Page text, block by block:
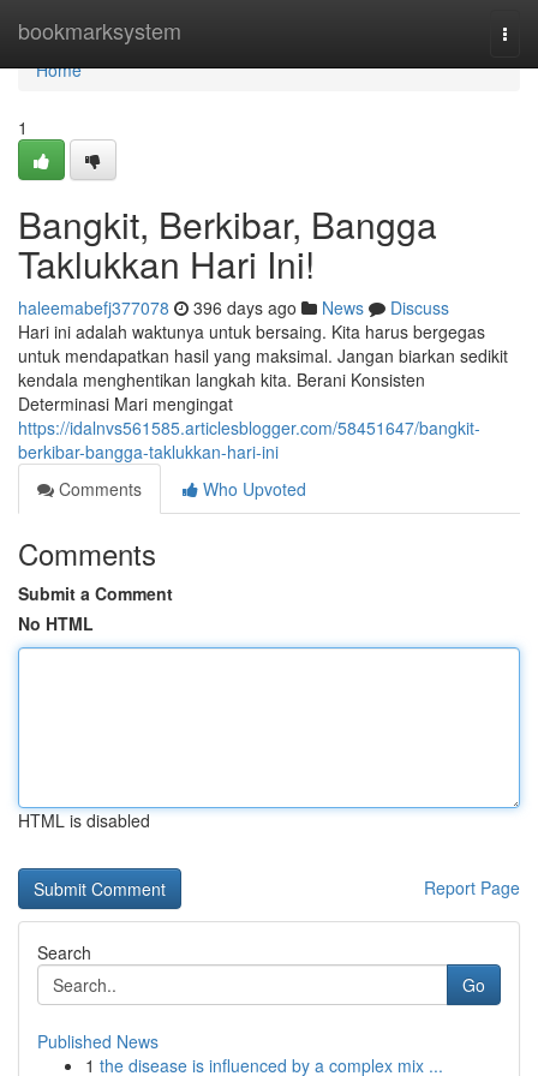
bookmarksystem
Home
Home
1
Bangkit, Berkibar, Bangga
Taklukkan Hari Ini!
haleemabefj377078 396 days ago News
Discuss
Hari ini adalah waktunya untuk bersaing. Kita harus bergegas
untuk mendapatkan hasil yang maksimal. Jangan biarkan sedikit
kendala menghentikan langkah kita. Berani Konsisten
Determinasi Mari mengingat
https://idalnvs561585.articlesblogger.com/58451647/bangkit-
berkibar-bangga-taklukkan-hari-ini
Comments
Who Upvoted
Comments
Submit a Comment
No HTML
HTML is disabled
Report Page
Search
Go
Published News
1 the disease is influenced by a complex mix ...